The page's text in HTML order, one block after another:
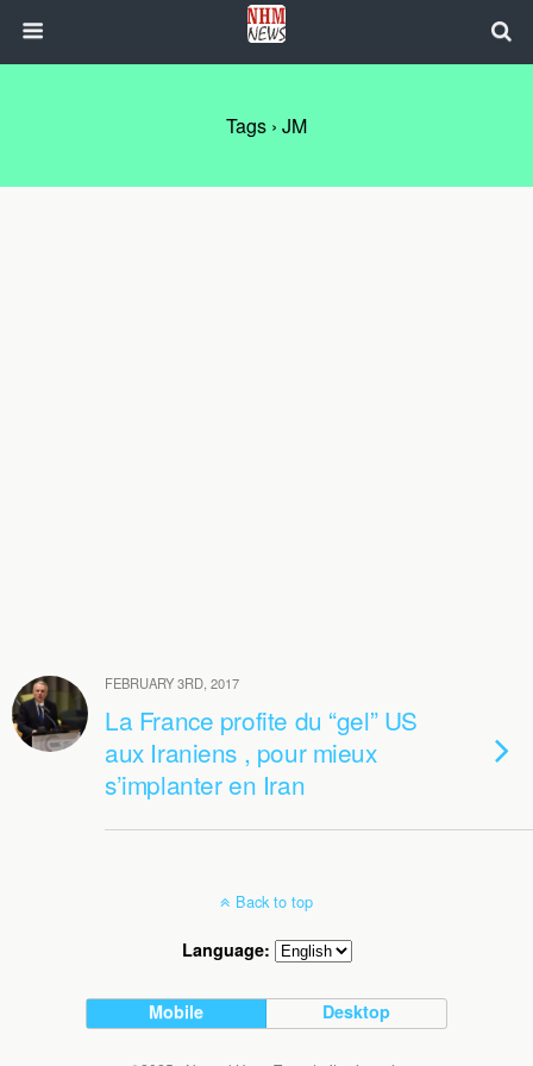
Tags › JM
FEBRUARY 3RD, 2017
La France profite du “gel” US
aux Iraniens , pour mieux
s’implanter en Iran
Back to top
Language:
Mobile Desktop